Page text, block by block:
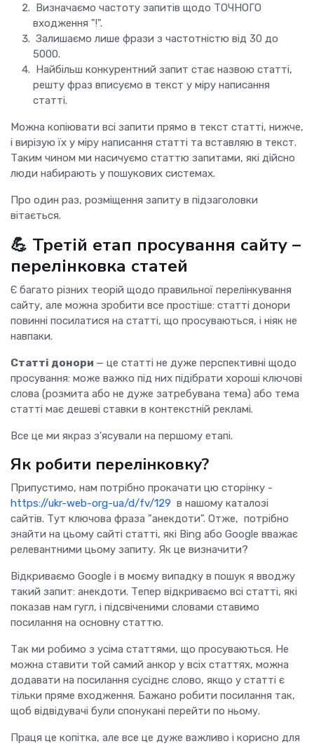
Визначаємо частоту запитів щодо ТОЧНОГО
входження "!".
Залишаємо лише фрази з частотністю від 30 до
5000.
Найбільш конкурентний запит стає назвою статті,
решту фраз вписуємо в текст у міру написання
статті.
Можна копіювати всі запити прямо в текст статті, нижче,
і вирізую їх у міру написання статті та вставляю в текст.
Таким чином ми насичуємо статтю запитами, які дійсно
люди набирають у пошукових системах.
Про один раз, розміщення запиту в підзаголовки
вітається.
💪 Третій етап просування сайту –
перелінковка статей
Є багато різних теорій щодо правильної перелінкування
сайту, але можна зробити все простіше: статті донори
повинні посилатися на статті, що просуваються, і ніяк не
навпаки.
Статті донори — це статті не дуже перспективні щодо
просування: може важко під них підібрати хороші ключові
слова (розмита або не дуже затребувана тема) або тема
статті має дешеві ставки в контекстній рекламі.
Все це ми якраз з'ясували на першому етапі.
Як робити перелінковку?
Припустимо, нам потрібно прокачати цю сторінку -
https://ukr-web-org-ua/d/fv/129 в нашому каталозі
сайтів. Тут ключова фраза "анекдоти". Отже, потрібно
знайти на цьому сайті статті, які Bing або Google вважає
релевантними цьому запиту. Як це визначити?
Відкриваємо Google і в моєму випадку в пошук я вводжу
такий запит: анекдоти. Тепер відкриваємо всі статті, які
показав нам гугл, і підсвіченими словами ставимо
посилання на основну статтю.
Так ми робимо з усіма статтями, що просуваються. Не
можна ставити той самий анкор у всіх статтях, можна
додавати на посилання сусіднє слово, якщо у статті є
тільки пряме входження. Бажано робити посилання так,
щоб відвідувачі були спонукані перейти по ньому.
Праця це копітка, але все це дуже важливо і корисно для